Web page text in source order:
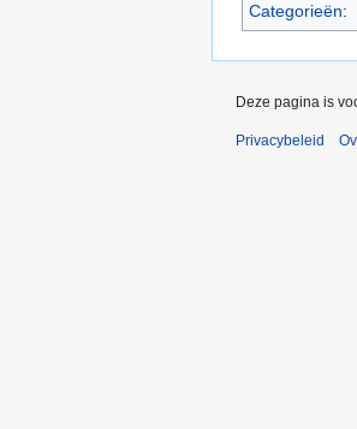
Categorieën:
Deze pagina is
Privacybeleid